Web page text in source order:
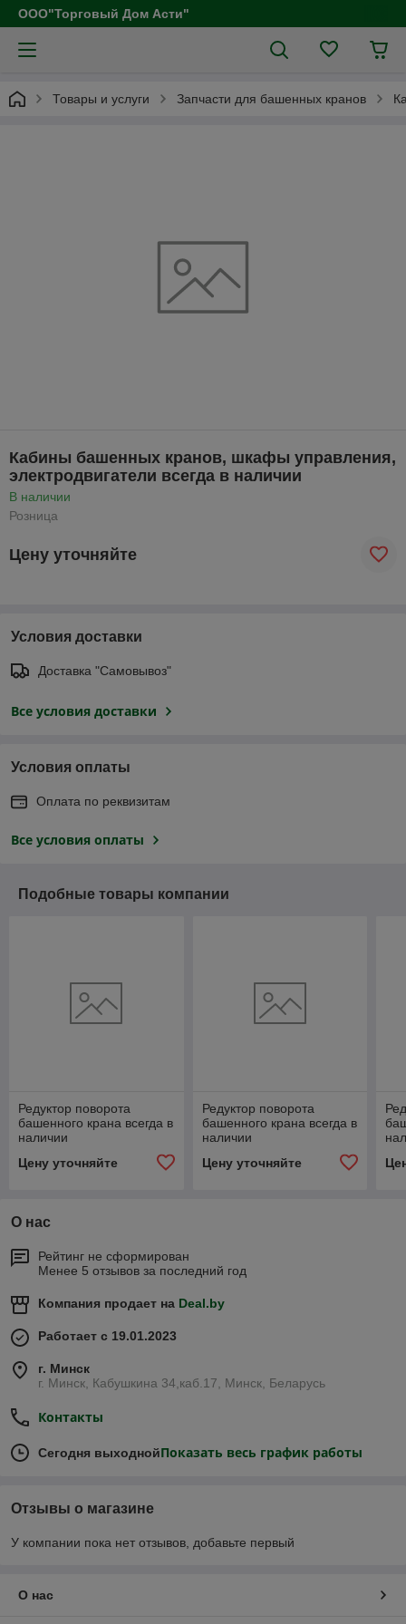
ООО"Торговый Дом Асти"
Товары и услуги Запчасти для башенных кранов
Кабины башенных кранов, шкафы управления,
электродвигатели всегда в наличии
В наличии
Розница
Цену уточняйте
Условия доставки
Доставка "Самовывоз"
Все условия доставки
Условия оплаты
Оплата по реквизитам
Все условия оплаты
Подобные товары компании
Редуктор поворота
башенного крана всегда в
наличии
Цену уточняйте
Редуктор поворота
башенного крана всегда в
наличии
Цену уточняйте
О нас
Рейтинг не сформирован
Менее 5 отзывов за последний год
Компания продает на Deal.by
Работает с 19.01.2023
г. Минск
г. Минск, Кабушкина 34,каб.17, Минск, Беларусь
Контакты
Сегодня выходнойПоказать весь график работы
Отзывы о магазине
У компании пока нет отзывов, добавьте первый
О нас